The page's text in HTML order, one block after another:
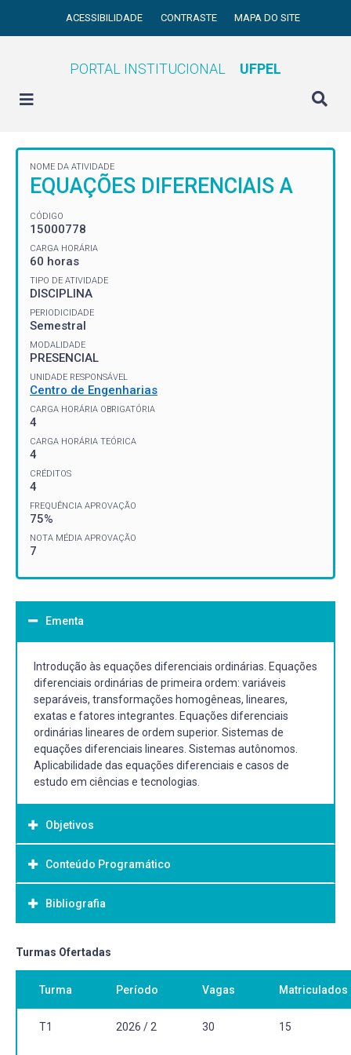
ACESSIBILIDADE CONTRASTE MAPA DO SITE
PORTAL INSTITUCIONAL UFPEL
NOME DA ATIVIDADE
EQUAÇÕES DIFERENCIAIS A
CÓDIGO
15000778
CARGA HORÁRIA
60 horas
TIPO DE ATIVIDADE
DISCIPLINA
PERIODICIDADE
Semestral
MODALIDADE
PRESENCIAL
UNIDADE RESPONSÁVEL
Centro de Engenharias
CARGA HORÁRIA OBRIGATÓRIA
4
CARGA HORÁRIA TEÓRICA
4
CRÉDITOS
4
FREQUÊNCIA APROVAÇÃO
75%
NOTA MÉDIA APROVAÇÃO
7
Ementa
Introdução às equações diferenciais ordinárias. Equações
diferenciais ordinárias de primeira ordem: variáveis
separáveis, transformações homogêneas, lineares,
exatas e fatores integrantes. Equações diferenciais
ordinárias lineares de ordem superior. Sistemas de
equações diferenciais lineares. Sistemas autônomos.
Aplicabilidade das equações diferenciais e casos de
estudo em ciências e tecnologias.
Objetivos
Objetivo Geral:
Habilitar o estudante para a compreensão da base
conceitual e metodológica das equações diferenciais
interpretação de resultados em ciências e tecnologias.
Desenvolver os conceitos de equação diferencial
ordinária, sistema de equações diferenciais ordinárias e
problemas diferenciais, como problema de condições
Conteúdo Programático
Bibliografia
Bibliografia Básica:
BOYCE, W. E.; DiPrima, R. C. Equações Diferenciais
Elementares e Problemas de Valores de Contorno. 10. ed.
Rio de Janeiro: LTC, 2015. Disponível no formato físico na
Biblioteca do Campus Porto. Disponível no formato online
Turmas Ofertadas
Turma Período Vagas Matriculados
T1 2026 / 2 30 15